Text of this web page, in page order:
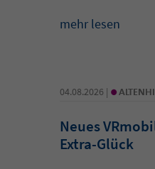
mehr lesen
04.08.2026 | •
Neues
Extra-Glück